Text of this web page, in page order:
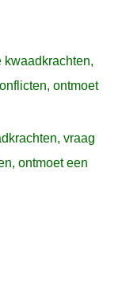
kwaadkrachten,
ontmoet
vraag
ontmoet een